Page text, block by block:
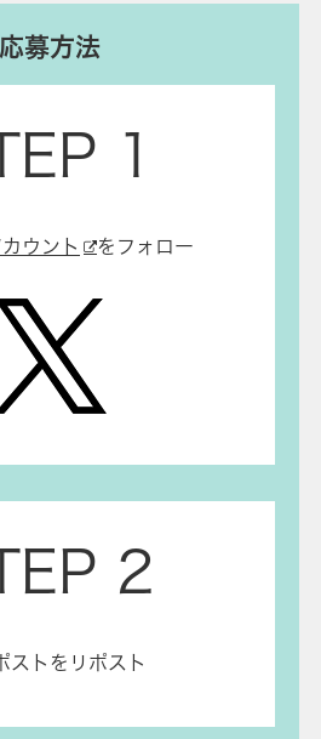
応募方法
1
ウント をフォロー
2
ストをリポスト